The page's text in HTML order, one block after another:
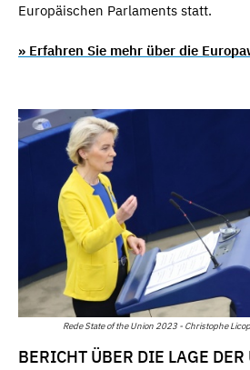
Europäischen Parlaments statt.
» Erfahren Sie mehr über die
Rede State of the Union 2023 - Christophe
BERICHT ÜBER DIE LAGE